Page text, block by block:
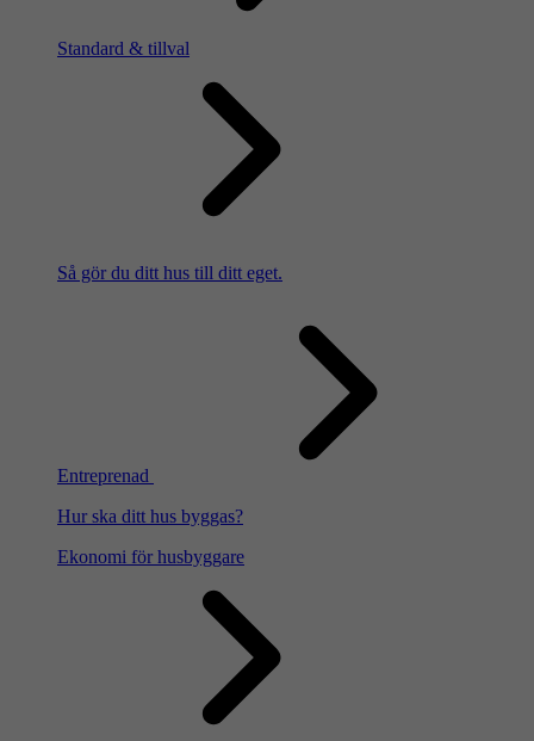
Standard & tillval
Så gör du ditt hus till ditt eget.
Entreprenad
Hur ska ditt hus byggas?
Ekonomi för husbyggare